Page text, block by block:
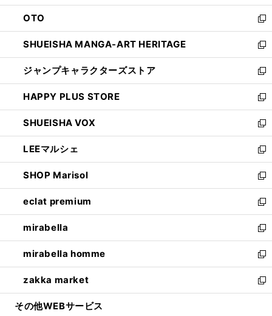
ウ
で
開
く
ン
ド
ウ
で
開
く
OTO
新
し
い
ウ
ィ
ン
ド
ウ
で
開
く
SHUEISHA MANGA-ART HERITAGE
新
し
い
ウ
ィ
ン
ド
ウ
で
開
く
ジャンプキャラクターズストア
新
し
い
ウ
ィ
ン
ド
ウ
で
開
く
HAPPY PLUS STORE
新
し
い
ウ
ィ
ン
ド
ウ
で
開
く
SHUEISHA VOX
新
し
い
ウ
ィ
ン
ド
ウ
で
開
く
LEEマルシェ
新
し
い
ウ
ィ
ン
ド
ウ
で
開
く
SHOP Marisol
新
し
い
ウ
ィ
ン
ド
ウ
で
開
eclat premium
新
し
い
ウ
ィ
ン
ド
ウ
mirabella
新
し
い
ウ
ィ
ン
mirabella homme
新
し
い
ウ
zakka market
新
し
その他WEBサービス